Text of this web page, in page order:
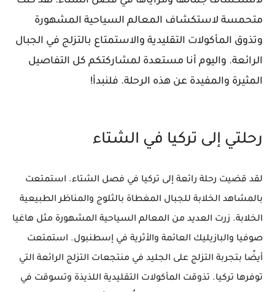
متحمسة لاستكشاف المعالم السياحية المشهورة
وتذوق المأكولات التقليدية والاستمتاع بالتزلج في الجبال
الرائعة. واليوم أنا مستعدة لمشاركتكم كل التفاصيل
المثيرة والمفيدة عن هذه الرحلة. فلنبدأ!
رحلتي إلى تركيا في الشتاء
لقد قضيت رحلة رائعة إلى تركيا في فصل الشتاء. استمتعت
بالمشاهد الخلابة للجبال المغطاة بالثلوج والمناظر الطبيعية
الخلابة. زرت العديد من المعالم السياحية المشهورة مثل هاغيا
صوفيا والبازيليك العائمة والأثرية في إسطنبول. استمتعت
أيضًا بتجربة التزلج على الجليد في منتجعات التزلج الرائعة التي
توفرها تركيا. تذوقت المأكولات التقليدية اللذيذة وتسوقت في